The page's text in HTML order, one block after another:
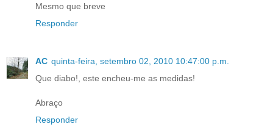
Mesmo que breve
Responder
AC quinta-feira, setembro 02, 2010 10:47:00 p.m.
Que diabo!, este encheu-me as medidas!
Abraço
Responder